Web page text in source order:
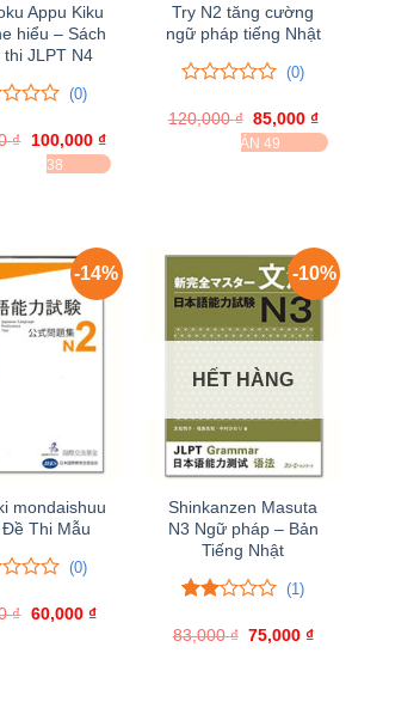
Appu Kiku
hiểu – Sách
thi JLPT N4
(0)
₫
Giá
gốc
là:
100,000 ₫Giá
hiện
tại
BÁN 38
Try N2 tăng cường
ngữ pháp tiếng Nhật
trên
(0)
120,000₫ Giá
gốc
là:
85,000 ₫Giá
hiện
tại
ĐÃ BÁN 49
-14%
mondaishuu
Đề Thi Mẫu
(0)
₫ Giá
60,000 ₫Giá
-10%
HẾT HÀNG
Shinkanzen Masuta
N3 Ngữ pháp – Bản
Tiếng Nhật
trên
(1)
83,000₫ Giá
75,000 ₫Giá